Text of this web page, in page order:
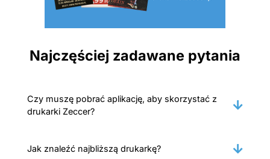
Najczęściej zadawane pytania
Czy muszę pobrać aplikację, aby skorzystać z
drukarki Zeccer?
Jak znaleźć najbliższą drukarkę?